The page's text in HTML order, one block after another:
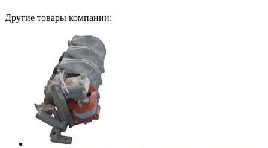
Другие товары компании: